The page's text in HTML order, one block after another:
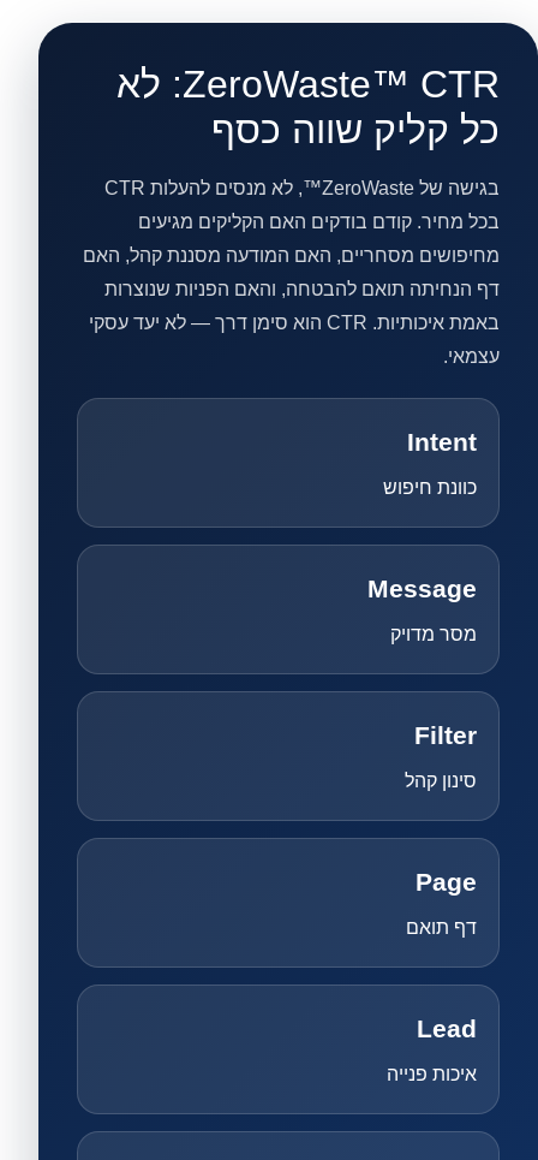
ZeroWaste™ CTR: לא
כל קליק שווה כסף
בגישה של ZeroWaste™, לא מנסים להעלות CTR
בכל מחיר. קודם בודקים האם הקליקים מגיעים
מחיפושים מסחריים, האם המודעה מסננת קהל, האם
דף הנחיתה תואם להבטחה, והאם הפניות שנוצרות
באמת איכותיות. CTR הוא סימן דרך — לא יעד עסקי
עצמאי.
Intent
כוונת חיפוש
Message
מסר מדויק
Filter
סינון קהל
Page
דף תואם
Lead
איכות פנייה